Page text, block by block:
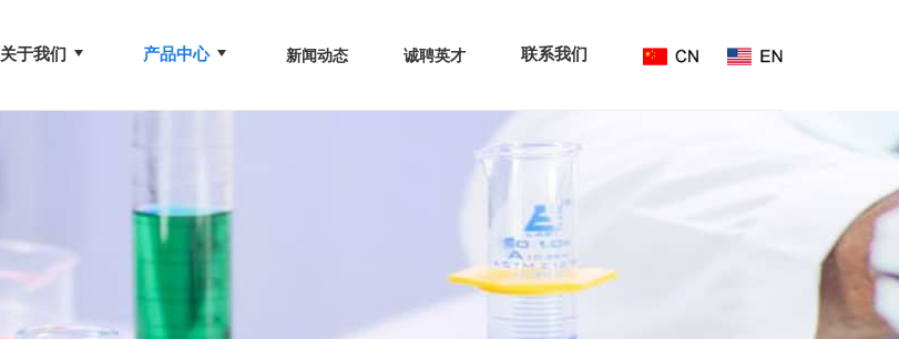
关于我们 产品中心 新闻动态 诚聘英才 联系我们